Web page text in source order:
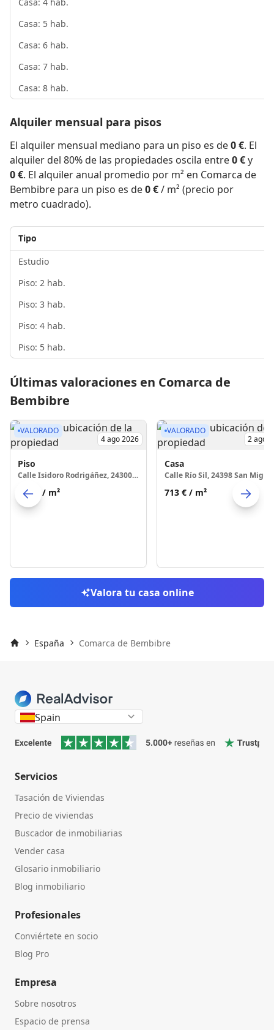
Casa: 5 hab.
Casa: 6 hab.
Casa: 7 hab.
Casa: 8 hab.
Alquiler mensual para pisos
El alquiler mensual mediano para un piso es de0 €. El
alquiler del 80% de las propiedades oscila entre0 €y
0 €. El alquiler anual promedio por m² en Comarca de
Bembibre para un piso es de0 €/ m² (precio por
metro cuadrado).
Tipo
Estudio
Piso: 2 hab.
Piso: 3 hab.
Piso: 4 hab.
Piso: 5 hab.
Últimas valoraciones en Comarca de
Bembibre
VALORADO
4 ago 2026
Piso
Calle Isidoro Rodrigáñez, 24300 Bembibre
876 € / m²
VALORADO
2 ago
Casa
713 € / m²
Valora tu casa online
España Comarca de Bembibre
Spain
Servicios
Tasación de Viviendas
Precio de viviendas
Buscador de inmobiliarias
Vender casa
Glosario inmobiliario
Blog inmobiliario
Profesionales
Conviértete en socio
Blog Pro
Empresa
Sobre nosotros
Espacio de prensa